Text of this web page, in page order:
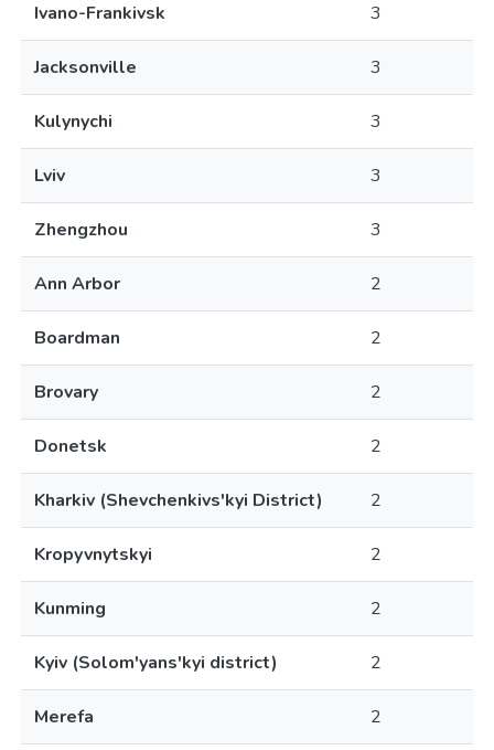
Ivano-Frankivsk 3
Jacksonville 3
Kulynychi 3
Lviv 3
Zhengzhou 3
Ann Arbor 2
Boardman 2
Brovary 2
Donetsk 2
Kharkiv (Shevchenkivs'kyi District) 2
Kropyvnytskyi 2
Kunming 2
Kyiv (Solom'yans'kyi district) 2
Merefa 2